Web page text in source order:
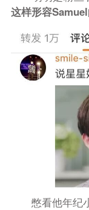
这样形容
憋看他年纪